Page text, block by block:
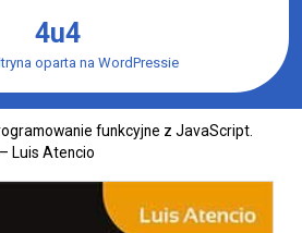
4u4
oparta na WordPressie
funkcyjne z JavaScript.
Luis Atencio